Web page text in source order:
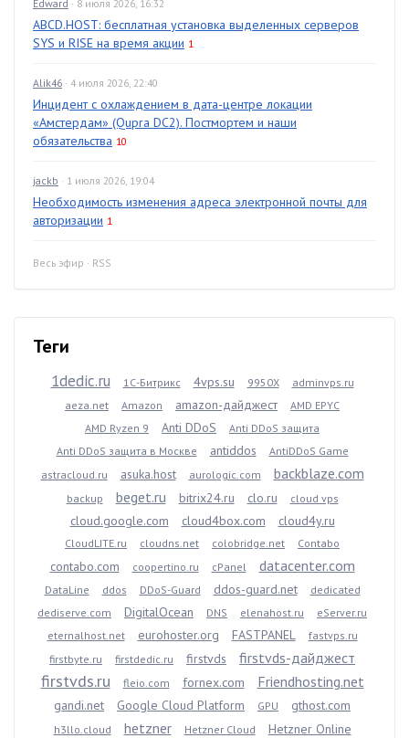
Edward · 8 июля 2026, 16:32
ABCD.HOST: бесплатная установка выделенных серверов
SYS и RISE на время акции 1
Alik46 · 4 июля 2026, 22:40
Инцидент с охлаждением в дата-центре локации
«Амстердам» (Qupra DC2). Постмортем и наши
обязательства 10
jackb · 1 июля 2026, 19:04
Необходимость изменения адреса электронной почты для
авторизации 1
Весь эфир · RSS
Теги
1dedic.ru 1С-Битрикс 4vps.su 9950X
adminvps.ru
aeza.net
Amazon amazon-дайджест
AMD EPYC
AMD Ryzen 9
Anti DDoS
Anti DDoS защита
Anti DDoS защита в Москве
antiddos
AntiDDoS Game
astracloud.ru
asuka.host aurologic.com backblaze.com
backup beget.ru bitrix24.ru clo.ru cloud vps
cloud.google.com cloud4box.com cloud4y.ru
CloudLITE.ru cloudns.net colobridge.net Contabo
contabo.com coopertino.ru cPanel datacenter.com
DataLine ddos DDoS-Guard ddos-guard.net
dedicated
dediserve.com
DigitalOcean DNS elenahost.ru
eServer.ru
eternalhost.net
eurohoster.org FASTPANEL
fastvps.ru
firstbyte.ru
firstdedic.ru firstvds firstvds-дайджест
firstvds.ru fleio.com fornex.com Friendhosting.net
gandi.net Google Cloud Platform GPU gthost.com
h3llo.cloud hetzner Hetzner Cloud Hetzner Online